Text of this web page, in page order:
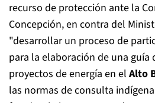
recurso de protección ante la
Concepción, en contra del
"desarrollar un proceso de
para la elaboración de una guía
proyectos de energía en el Alto
las normas de consulta